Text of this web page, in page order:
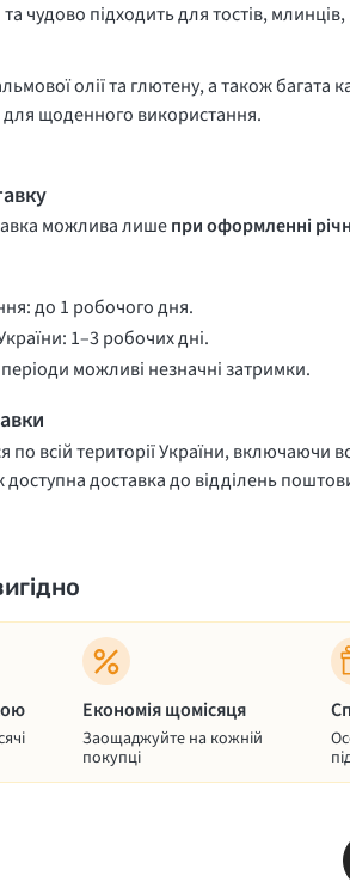
чудово підходить для тостів,
олії та глютену, а також багата
для щоденного використання.
можлива лишепри оформленні
до 1 робочого дня.
1–3 робочих дні.
періоди можливі незначні затримки.
по всій території України, включаючи
доставка до відділень
Економія щомісяця
Заощаджуйте на кожній
покупці